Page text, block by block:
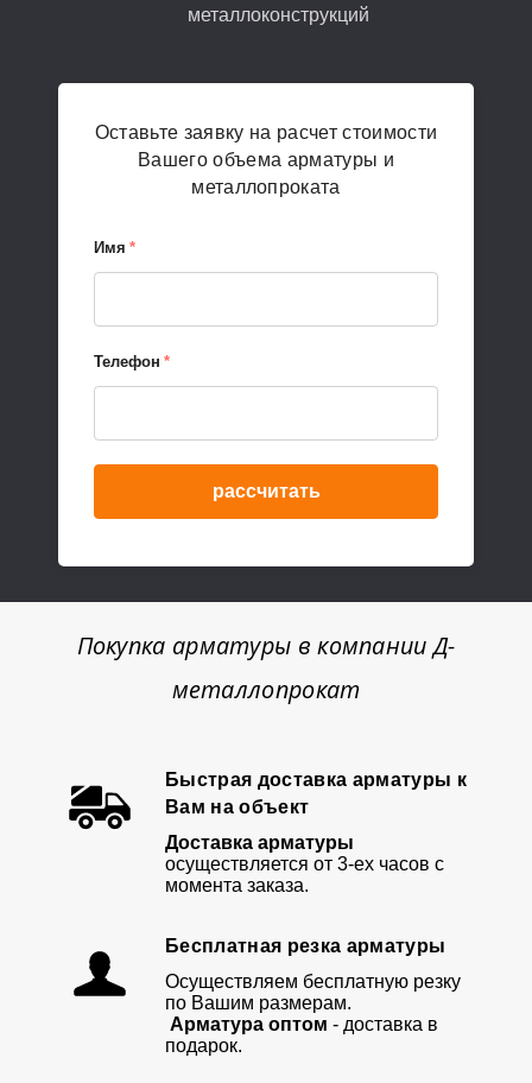
металлоконструкций
Оставьте заявку на расчет стоимости
Вашего объема арматуры и
металлопроката
Имя *
Телефон *
рассчитать
Покупка арматуры в компании Д-
металлопрокат
Быстрая доставка арматуры к
Вам на объект
Доставка арматуры
осуществляется от 3-ех часов с
момента заказа.
Бесплатная резка арматуры
Осуществляем бесплатную резку
по Вашим размерам.
Арматура оптом - доставка в
подарок.